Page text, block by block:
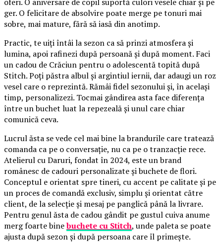
ger. O felicitare de absolvire poate merge pe tonuri mai
sobre, mai mature, fără să iasă din anotimp.
Practic, te uiți întâi la sezon ca să prinzi atmosfera și
lumina, apoi rafinezi după persoană și după moment. Faci
un cadou de Crăciun pentru o adolescentă topită după
Stitch. Poți păstra albul și argintiul iernii, dar adaugi un roz
vesel care o reprezintă. Rămâi fidel sezonului și, în același
timp, personalizezi. Tocmai gândirea asta face diferența
între un buchet luat la repezeală și unul care chiar
comunică ceva.
Lucrul ăsta se vede cel mai bine la brandurile care tratează
comanda ca pe o conversație, nu ca pe o tranzacție rece.
Atelierul cu Daruri, fondat în 2024, este un brand
românesc de cadouri personalizate și buchete de flori.
Conceptul e orientat spre tineri, cu accent pe calitate și pe
un proces de comandă exclusiv, simplu și orientat către
client, de la selecție și mesaj pe panglică până la livrare.
Pentru genul ăsta de cadou gândit pe gustul cuiva anume
merg foarte binebuchete cu Stitch, unde paleta se poate
ajusta după sezon și după persoana care îl primește.